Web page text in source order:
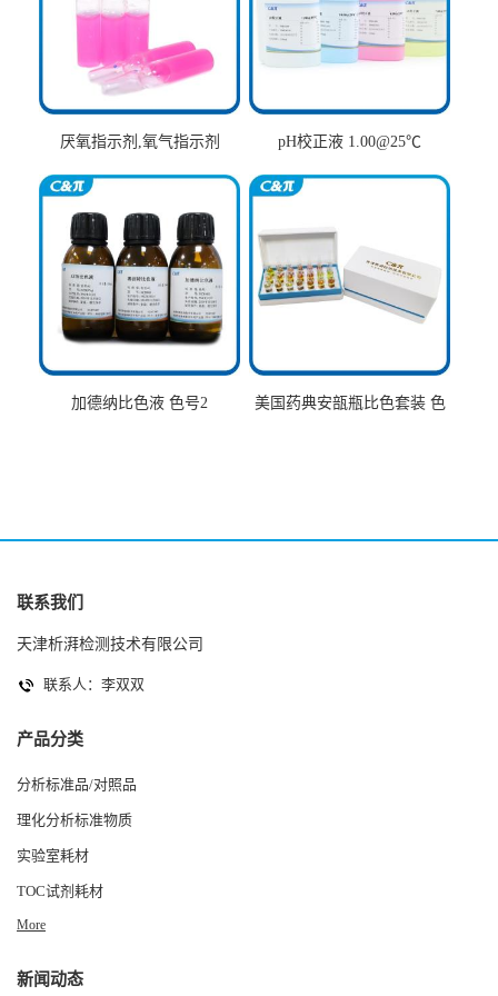
厌氧指示剂,氧气指示剂 pH校正液 1.00@25℃
加德纳比色液 色号2
美国药典安瓿瓶比色套装 色
联系我们
天津析湃检测技术有限公司
联系人：李双双
产品分类
分析标准品/对照品
理化分析标准物质
实验室耗材
TOC试剂耗材
More
新闻动态